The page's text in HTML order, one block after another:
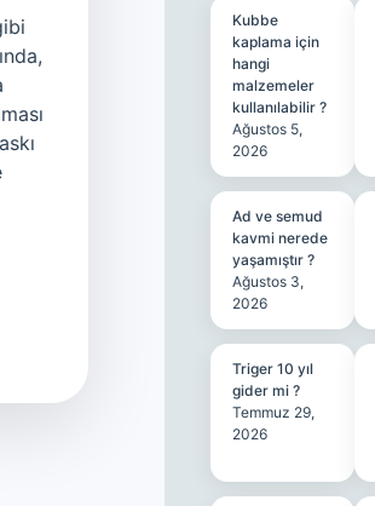
Kubbe
kaplama için
hangi
malzemeler
kullanılabilir ?
Ağustos 5,
2026
Ad ve semud
kavmi nerede
yaşamıştır ?
Ağustos 3,
2026
Triger 10 yıl
gider mi ?
Temmuz 29,
2026